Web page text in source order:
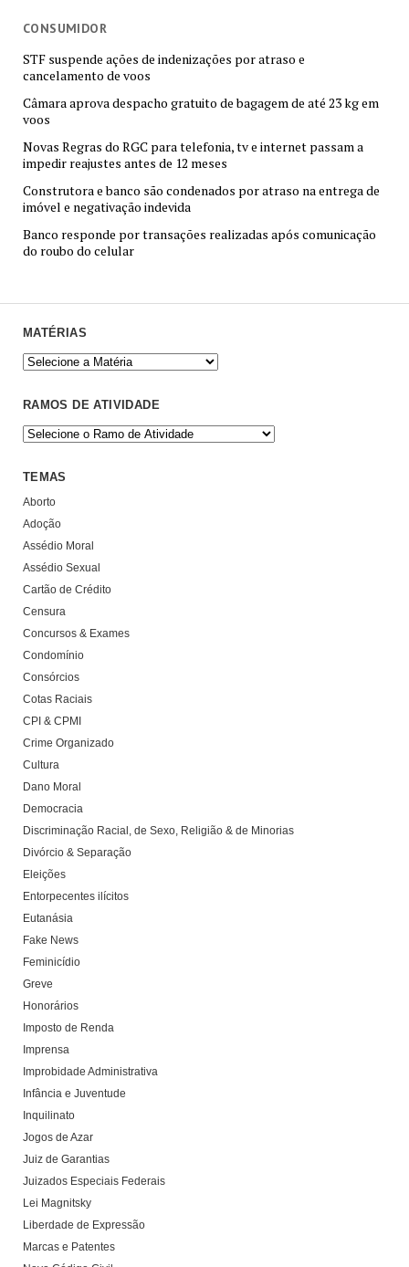
CONSUMIDOR
STF suspende ações de indenizações por atraso e
cancelamento de voos
Câmara aprova despacho gratuito de bagagem de até 23 kg em
voos
Novas Regras do RGC para telefonia, tv e internet passam a
impedir reajustes antes de 12 meses
Construtora e banco são condenados por atraso na entrega de
imóvel e negativação indevida
Banco responde por transações realizadas após comunicação
do roubo do celular
MATÉRIAS
RAMOS DE ATIVIDADE
TEMAS
Aborto
Adoção
Assédio Moral
Assédio Sexual
Cartão de Crédito
Censura
Concursos & Exames
Condomínio
Consórcios
Cotas Raciais
CPI & CPMI
Crime Organizado
Cultura
Dano Moral
Democracia
Discriminação Racial, de Sexo, Religião & de Minorias
Divórcio & Separação
Eleições
Entorpecentes ilícitos
Eutanásia
Fake News
Feminicídio
Greve
Honorários
Imposto de Renda
Imprensa
Improbidade Administrativa
Infância e Juventude
Inquilinato
Jogos de Azar
Juiz de Garantias
Juizados Especiais Federais
Lei Magnitsky
Liberdade de Expressão
Marcas e Patentes